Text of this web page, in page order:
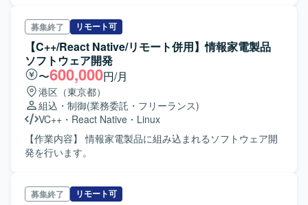
エンド実装を行っていただきます。 ・Webブラウザ版の横
断的な開発検討および実装を行っていただきます。 ・アカ
ウント、ログイン、マイページ等の機能開発を行っていた
だきます。 ・非機能要件の見積もりおよび品質保証業務を
行っていただきます。 【開発環境】 フロントエンド：
Expo（React Native）, TypeScript バックエンド：Hono,
TypeScript, Python インフラ：Google Cloud Platform,
Firebase CI/CD：GitHub Actions ツール：Claude Code,
Codex, Cursor, Harness テスト：Detox (E2Eテスト) 管
理：GitHub, Jira, Slack, Googleスプレッドシート PC：Mac
募集終了 リモート可
【C++/React Native/リモート併用】情報家電製品
ソフトウェア開発
〜600,000円/月
港区（東京都）
組込・制御(業務委託・フリーランス)
VC++ ・ React Native ・ Linux
【作業内容】 情報家電製品に組み込まれるソフトウェア開
発を行います。
募集終了 リモート可